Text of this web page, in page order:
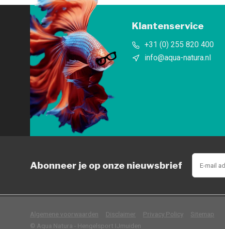
Klantenservice
+31 (0) 255 820 400
info@aqua-natura.nl
Abonneer je op onze nieuwsbrief
Algemene voorwaarden Disclaimer Privacy Policy
Sitemap
© Aqua Natura - Hengelsport IJmuiden
            Wij slaan cookies op om onze website te verbeteren. Is dat akkoord?